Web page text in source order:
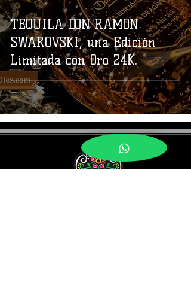
TEQUILA DON RAMON
SWAROVSKI, una Edición
Limitada con Oro 24K.